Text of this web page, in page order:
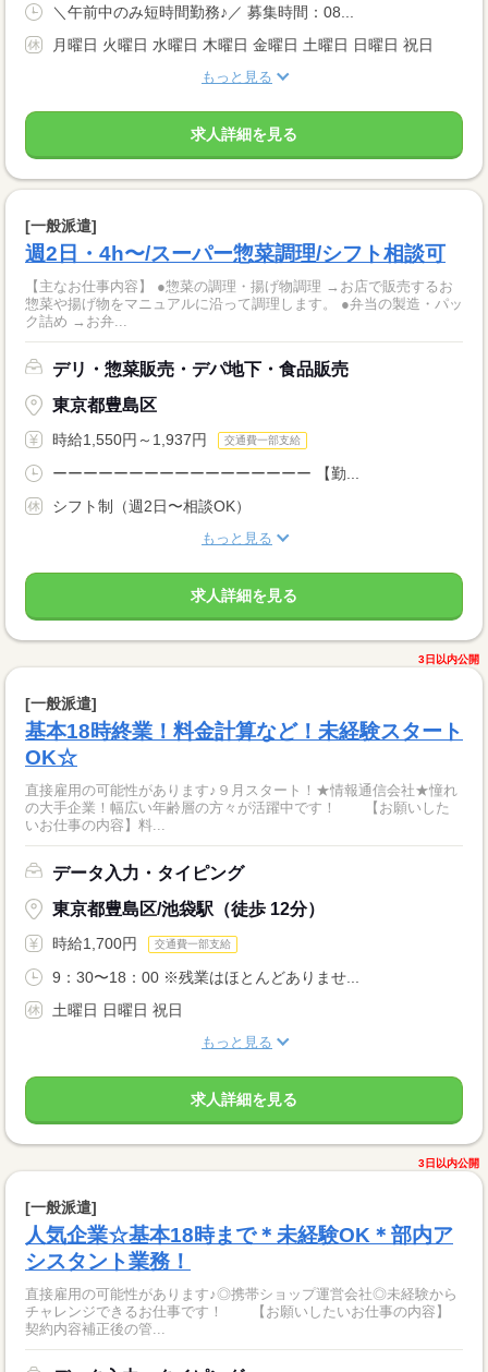
＼午前中のみ短時間勤務♪／ 募集時間：08...
月曜日 火曜日 水曜日 木曜日 金曜日 土曜日 日曜日 祝日
もっと見る
求人詳細を見る
[一般派遣]
週2日・4h〜/スーパー惣菜調理/シフト相談可
【主なお仕事内容】 ●惣菜の調理・揚げ物調理 →お店で販売するお
惣菜や揚げ物をマニュアルに沿って調理します。 ●弁当の製造・パッ
ク詰め →お弁...
デリ・惣菜販売・デパ地下・食品販売
東京都豊島区
時給1,550円～1,937円 交通費一部支給
ーーーーーーーーーーーーーーーーー 【勤...
シフト制（週2日〜相談OK）
もっと見る
求人詳細を見る
3日以内公開
[一般派遣]
基本18時終業！料金計算など！未経験スタート
OK☆
直接雇用の可能性があります♪９月スタート！★情報通信会社★憧れ
の大手企業！幅広い年齢層の方々が活躍中です！ 【お願いした
いお仕事の内容】料...
データ入力・タイピング
東京都豊島区/池袋駅（徒歩 12分）
時給1,700円 交通費一部支給
9：30〜18：00 ※残業はほとんどありませ...
土曜日 日曜日 祝日
もっと見る
求人詳細を見る
3日以内公開
[一般派遣]
人気企業☆基本18時まで＊未経験OK＊部内ア
シスタント業務！
直接雇用の可能性があります♪◎携帯ショップ運営会社◎未経験から
チャレンジできるお仕事です！ 【お願いしたいお仕事の内容】
契約内容補正後の管...